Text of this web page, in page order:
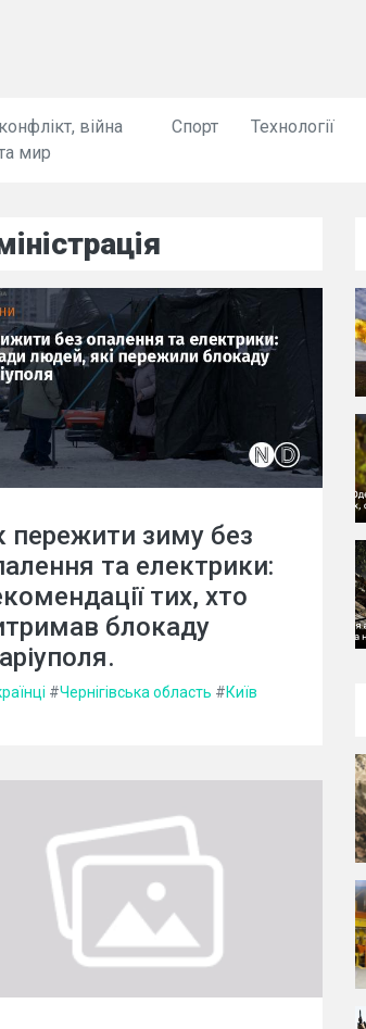
конфлікт, війна
мир
Спорт Технології
пережити зиму без
та електрики:
тих, хто
блокаду
#Чернігівська область #Київ